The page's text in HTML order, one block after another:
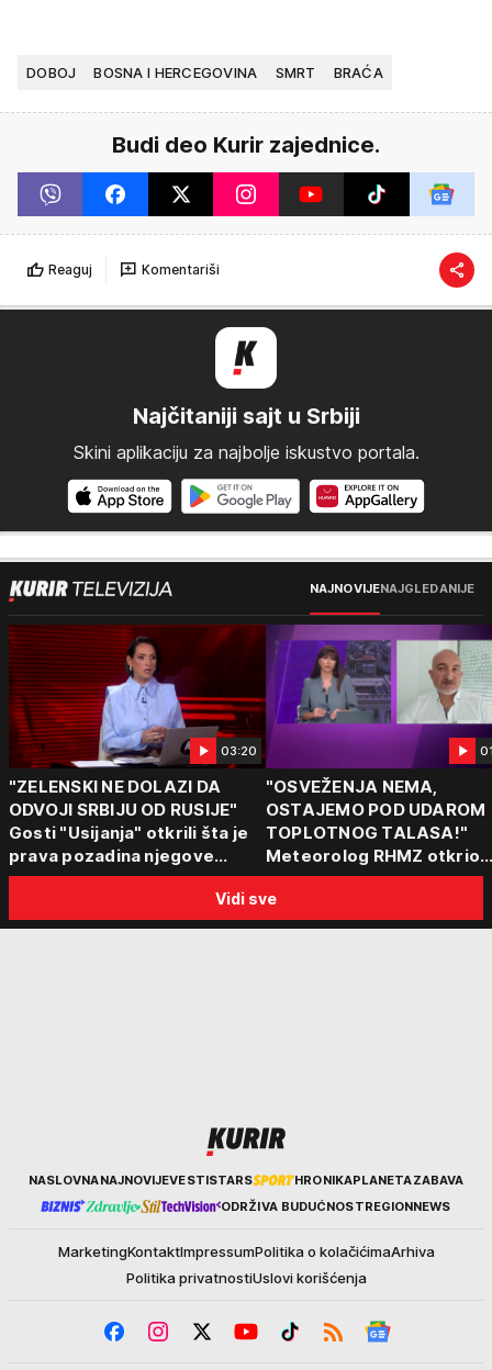
DOBOJ BOSNA I HERCEGOVINA SMRT BRAĆA
Budi deo Kurir zajednice.
Reaguj Komentariši
Najčitaniji sajt u Srbiji
Skini aplikaciju za najbolje iskustvo portala.
NAJNOVIJENAJGLEDANIJE
03:20
"ZELENSKI NE DOLAZI DA
ODVOJI SRBIJU OD RUSIJE"
Gosti "Usijanja" otkrili šta je
prava pozadina njegove
posete Beogradu
"OSVEŽENJA NEMA,
OSTAJEMO POD UDAROM
TOPLOTNOG TALASA!"
Meteorolog RHMZ otkrio
kakvo vreme nas čeka do
kraja avgusta
Vidi sve
KurirNASLOVNANAJNOVIJEVESTISTARS HRONIKAPLANETAZABAVA
ODRŽIVA BUDUĆNOSTREGIONNEWS
MarketingKontaktImpressumPolitika o kolačićimaArhiva
Politika privatnostiUslovi korišćenja